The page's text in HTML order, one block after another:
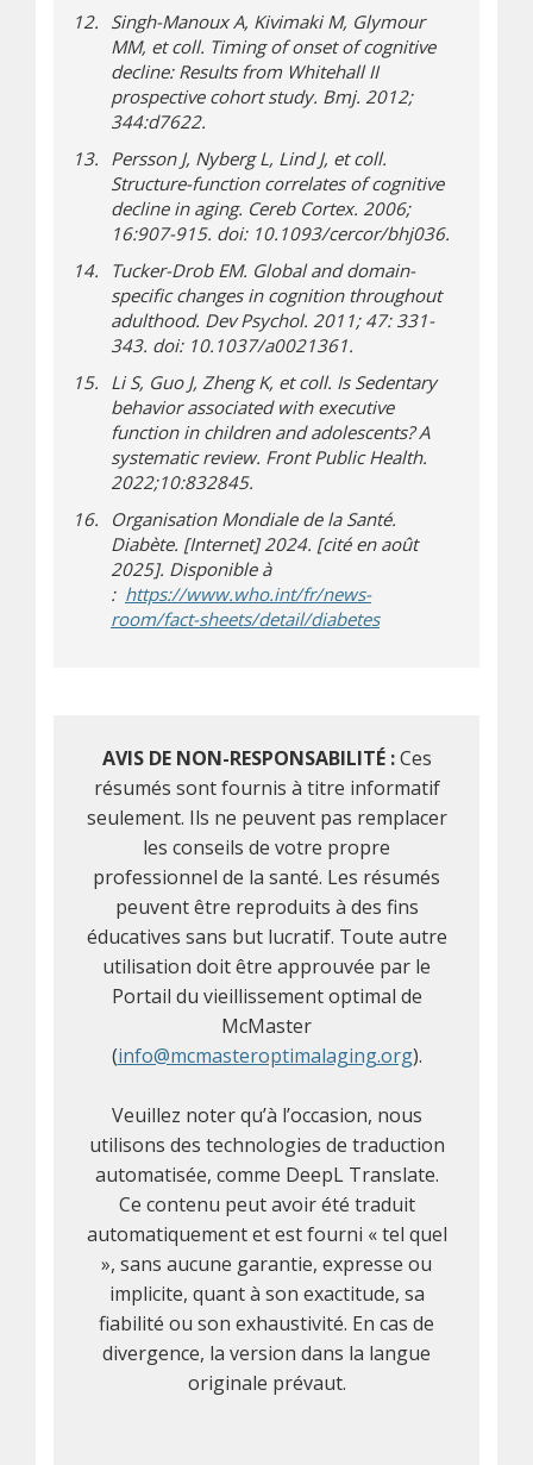
Singh-Manoux A, Kivimaki M, Glymour
MM, et coll. Timing of onset of cognitive
decline: Results from Whitehall II
prospective cohort study. Bmj. 2012;
344:d7622.
Persson J, Nyberg L, Lind J, et coll.
Structure-function correlates of cognitive
decline in aging. Cereb Cortex. 2006;
16:907-915. doi: 10.1093/cercor/bhj036.
Tucker-Drob EM. Global and domain-
specific changes in cognition throughout
adulthood. Dev Psychol. 2011; 47: 331-
343. doi: 10.1037/a0021361.
Li S, Guo J, Zheng K, et coll. Is Sedentary
behavior associated with executive
function in children and adolescents? A
systematic review. Front Public Health.
2022;10:832845.
Organisation Mondiale de la Santé.
Diabète. [Internet] 2024. [cité en août
2025]. Disponible à
: https://www.who.int/fr/news-
room/fact-sheets/detail/diabetes(s’ouvre dans une
(s’ouvre sur un
AVIS DE NON-RESPONSABILITÉ :Ces
résumés sont fournis à titre informatif
seulement. Ils ne peuvent pas remplacer
les conseils de votre propre
professionnel de la santé. Les résumés
peuvent être reproduits à des fins
éducatives sans but lucratif. Toute autre
utilisation doit être approuvée par le
Portail du vieillissement optimal de
McMaster
(info@mcmasteroptimalaging.org).
Veuillez noter qu’à l’occasion, nous
utilisons des technologies de traduction
automatisée, comme DeepL Translate.
Ce contenu peut avoir été traduit
automatiquement et est fourni « tel quel
», sans aucune garantie, expresse ou
implicite, quant à son exactitude, sa
fiabilité ou son exhaustivité. En cas de
divergence, la version dans la langue
originale prévaut.